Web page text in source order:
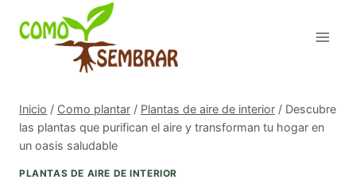
Inicio / Como plantar / Plantas de aire de interior / Descubre
las plantas que purifican el aire y transforman tu hogar en
un oasis saludable
PLANTAS DE AIRE DE INTERIOR